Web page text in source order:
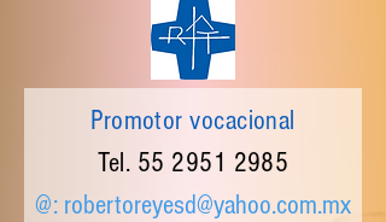
Promotor vocacional
Tel. 55 2951 2985
@: robertoreyesd@yahoo.com.mx